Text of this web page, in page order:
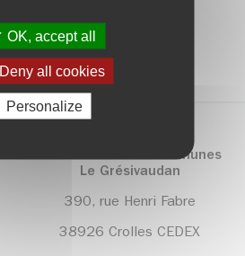
OK, accept all
Deny all cookies
Personalize
Communauté de communes
Le Grésivaudan
390, rue Henri Fabre
38926 Crolles CEDEX